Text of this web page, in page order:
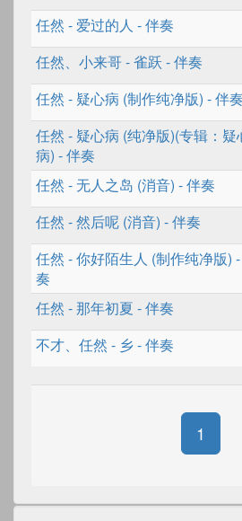
任然 -爱过的人 - 伴奏
任然、 小来哥-雀跃 - 伴奏
任然 - 疑心病 (制作纯净版) - 伴奏
任然 - 疑心病 (纯净版)(专辑：疑
病) - 伴奏
任然 -无人之岛 (消音) - 伴奏
任然 -然后呢 (消音) - 伴奏
任然 -你好陌生人 (制作纯净版)
奏
任然 -那年初夏 - 伴奏
不才、 任然 - 乡- 伴奏
1